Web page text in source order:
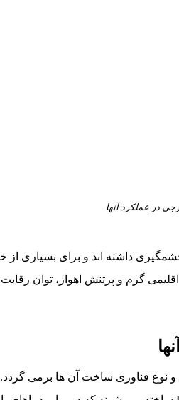
در عملکرد آنها
داشته اند و برای بسیاری از
گرم و پرتنش اهواز، توان
و نوع فناوری ساخت آن ها برمی